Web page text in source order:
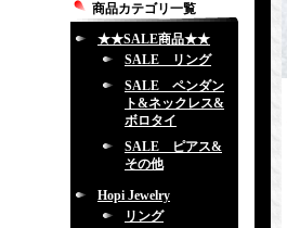
商品カテゴリ一覧
★★SALE商品★★
SALE リング
SALE ペンダン
ト&ネックレス&
ボロタイ
SALE ピアス&
その他
Hopi Jewelry
リング